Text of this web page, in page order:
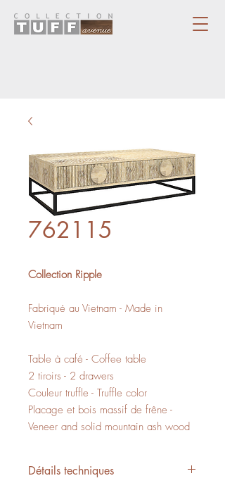
762115
Collection Ripple
Fabriqué au Vietnam - Made in
Vietnam
Table à café - Coffee table
2 tiroirs - 2 drawers
Couleur truffle - Truffle color
Placage et bois massif de frêne -
Veneer and solid mountain ash wood
Détails techniques